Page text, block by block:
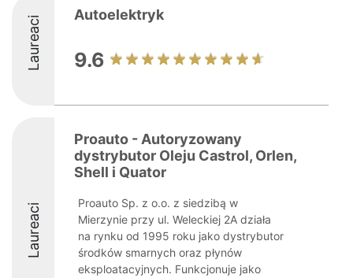
Laureaci Autoelektryk
9.6
Laureaci
Proauto - Autoryzowany
dystrybutor Oleju Castrol, Orlen,
Shell i Quator
Proauto Sp. z o.o. z siedzibą w
Mierzynie przy ul. Weleckiej 2A działa
na rynku od 1995 roku jako dystrybutor
środków smarnych oraz płynów
eksploatacyjnych. Funkcjonuje jako